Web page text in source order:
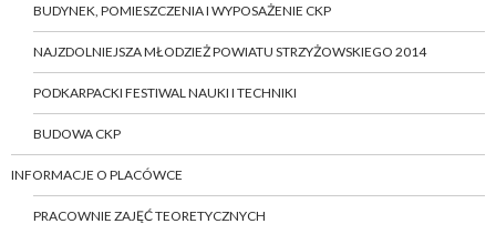
BUDYNEK, POMIESZCZENIA I WYPOSAŻENIE CKP
NAJZDOLNIEJSZA MŁODZIEŻ POWIATU STRZYŻOWSKIEGO 2014
PODKARPACKI FESTIWAL NAUKI I TECHNIKI
BUDOWA CKP
INFORMACJE O PLACÓWCE
PRACOWNIE ZAJĘĆ TEORETYCZNYCH